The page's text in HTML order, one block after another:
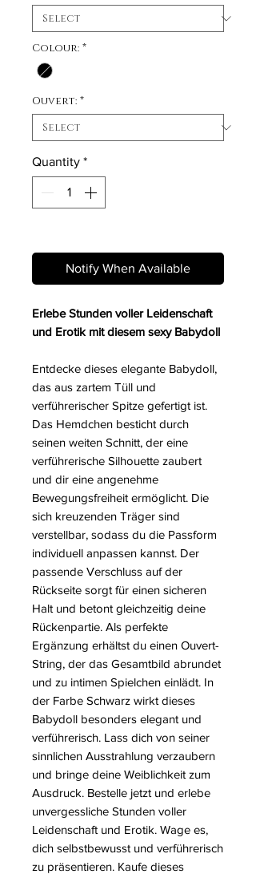
Colour: *
Ouvert: *
Quantity *
Notify When Available
Erlebe Stunden voller Leidenschaft
und Erotik mit diesem sexy Babydoll
Entdecke dieses elegante Babydoll,
das aus zartem Tüll und
verführerischer Spitze gefertigt ist.
Das Hemdchen besticht durch
seinen weiten Schnitt, der eine
verführerische Silhouette zaubert
und dir eine angenehme
Bewegungsfreiheit ermöglicht. Die
sich kreuzenden Träger sind
verstellbar, sodass du die Passform
individuell anpassen kannst. Der
passende Verschluss auf der
Rückseite sorgt für einen sicheren
Halt und betont gleichzeitig deine
Rückenpartie. Als perfekte
Ergänzung erhältst du einen Ouvert-
String, der das Gesamtbild abrundet
und zu intimen Spielchen einlädt. In
der Farbe Schwarz wirkt dieses
Babydoll besonders elegant und
verführerisch. Lass dich von seiner
sinnlichen Ausstrahlung verzaubern
und bringe deine Weiblichkeit zum
Ausdruck. Bestelle jetzt und erlebe
unvergessliche Stunden voller
Leidenschaft und Erotik. Wage es,
dich selbstbewusst und verführerisch
zu präsentieren. Kaufe dieses